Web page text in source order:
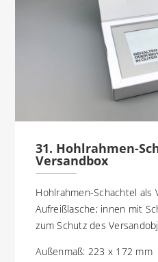
31. Hohlrahmen-
Versandbox
Hohlrahmen-Schachtel als
Aufreißlasche; innen mit
zum Schutz des
Außenmaß: 223 x 172 mm